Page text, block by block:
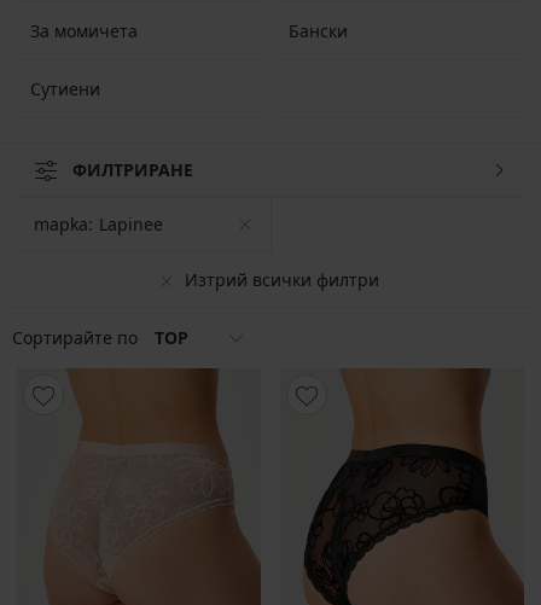
За момичета Бански
Сутиени
ФИЛТРИРАНЕ
Изтрий всички филтри
mapka: Lapinee
Сортирайте по TOP